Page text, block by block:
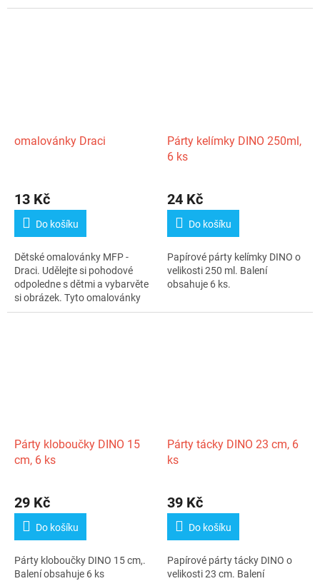
miliony...
omalovánky Draci
13 Kč
Do košíku
Dětské omalovánky MFP -
Draci. Udělejte si pohodové
odpoledne s dětmi a vybarvěte
si obrázek. Tyto omalovánky
jsou...
Párty kelímky DINO 250ml,
6 ks
24 Kč
Do košíku
Papírové párty kelímky DINO o
velikosti 250 ml. Balení
obsahuje 6 ks.
Párty kloboučky DINO 15
cm, 6 ks
29 Kč
Do košíku
Párty kloboučky DINO 15 cm,.
Balení obsahuje 6 ks
Párty tácky DINO 23 cm, 6
ks
39 Kč
Do košíku
Papírové párty tácky DINO o
velikosti 23 cm. Balení